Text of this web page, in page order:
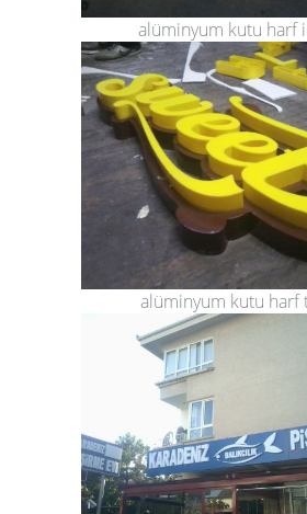
alüminyum kutu harf
alüminyum kutu harf